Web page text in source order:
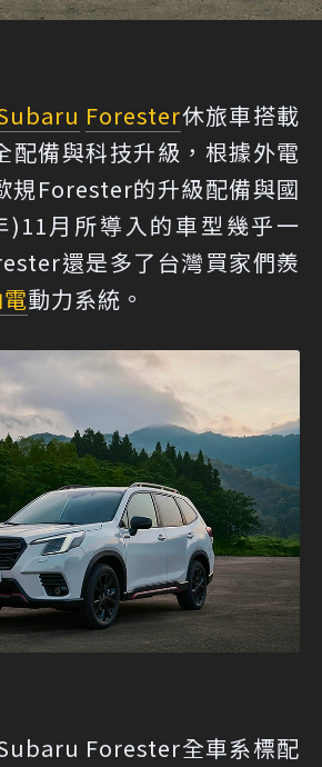
Forester休旅車搭載
配備與科技升級，根據外電
規Forester的升級配備與國
)11月所導入的車型幾乎一
還是多了台灣買家們羨
動力系統。
Forester全車系標配